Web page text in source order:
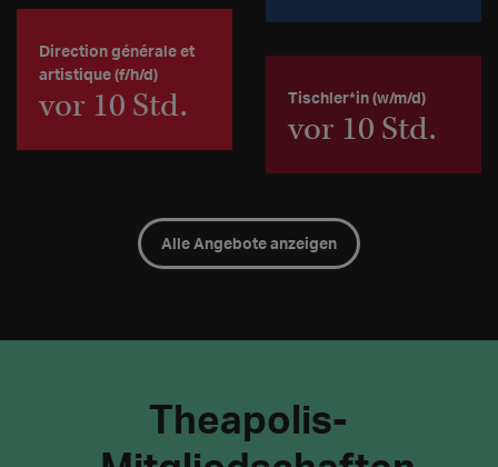
Direction générale et
artistique (f/h/d)
vor 10 Std. Tischler*in (w/m/d)
vor 10 Std.
Alle Angebote anzeigen
Theapolis-